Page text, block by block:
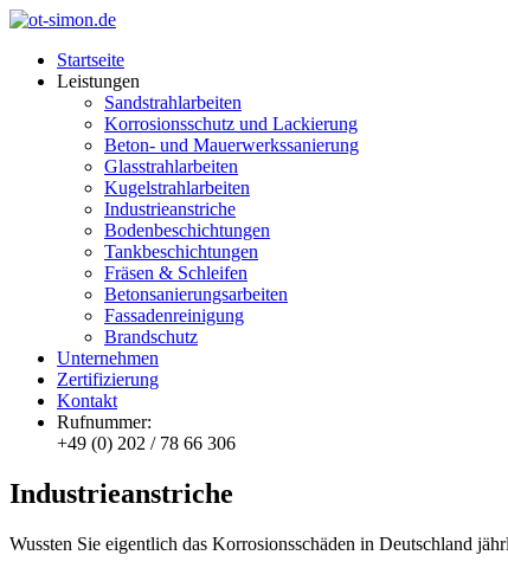
Startseite
Leistungen
Sandstrahlarbeiten
Korrosionsschutz und Lackierung
Beton- und Mauerwerkssanierung
Glasstrahlarbeiten
Kugelstrahlarbeiten
Industrieanstriche
Bodenbeschichtungen
Tankbeschichtungen
Fräsen & Schleifen
Betonsanierungsarbeiten
Fassadenreinigung
Brandschutz
Unternehmen
Zertifizierung
Kontakt
Rufnummer:
+49 (0) 202 / 78 66 306
Industrieanstriche
Wussten Sie eigentlich das Korrosionsschäden in Deutschland